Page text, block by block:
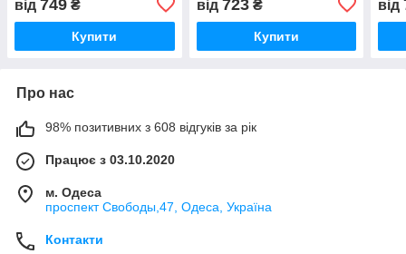
від 749 ₴
Купити
від 723₴
Купити
від
Про нас
98% позитивних з 608 відгуків за рік
Працює з 03.10.2020
м. Одеса
проспект Свободы,47, Одеса, Україна
Контакти